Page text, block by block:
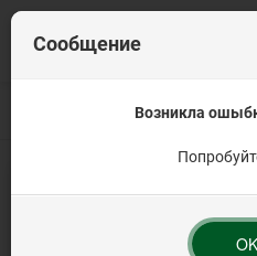
Продукция для Пасхи
Сообщение
Возникла
OK